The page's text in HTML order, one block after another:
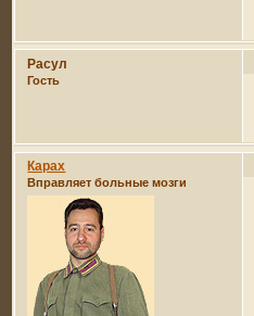
Расул
Гость
Карах
Вправляет больные мозги